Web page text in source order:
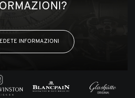
INFORMAZIONI